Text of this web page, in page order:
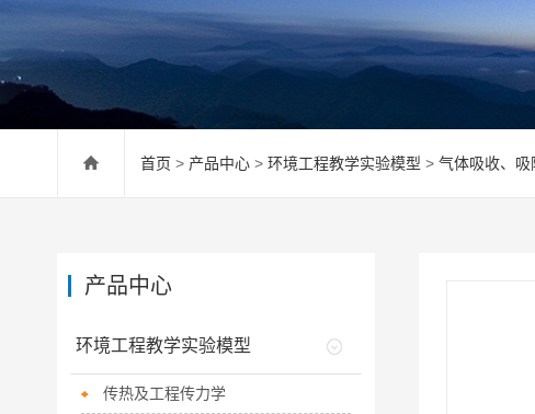
首页 > 产品中心 > 环境工程教学实验模型 > 气体吸收、
产品中心
环境工程教学实验模型
传热及工程传力学